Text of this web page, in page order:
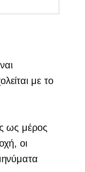
με το
ως μέρος
οι